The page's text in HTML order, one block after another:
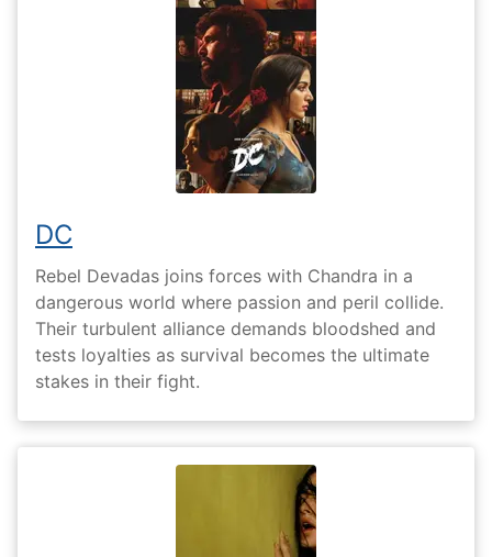
DC
Rebel Devadas joins forces with Chandra in a
dangerous world where passion and peril collide.
Their turbulent alliance demands bloodshed and
tests loyalties as survival becomes the ultimate
stakes in their fight.